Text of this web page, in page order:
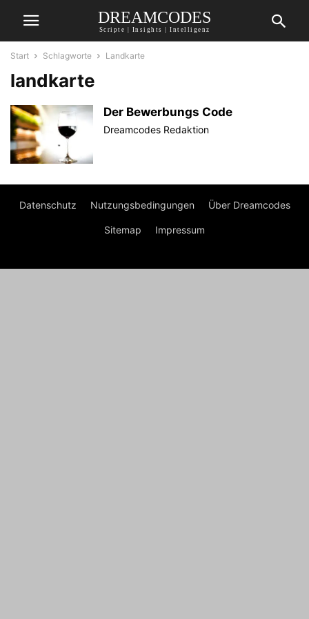
DREAMCODES
Scripte | Insights | Intelligenz
Start Schlagworte Landkarte
landkarte
Der Bewerbungs Code
Dreamcodes Redaktion
Datenschutz Nutzungsbedingungen Über Dreamcodes
Sitemap Impressum